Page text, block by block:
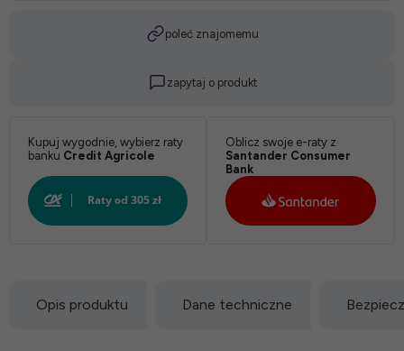
poleć znajomemu
zapytaj o produkt
Kupuj wygodnie, wybierz raty
banku Credit Agricole
Oblicz swoje e-raty z
Santander Consumer
Bank
Opis produktu Dane techniczne